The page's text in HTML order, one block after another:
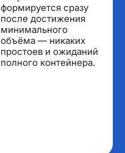
формируется сразу
после достижения
минимального
объёма — никаких
простоев и ожиданий
полного контейнера.